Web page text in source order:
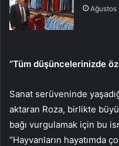
Ağustos
“Tüm düşüncelerinizde
Sanat serüveninde
aktaran Roza, birlikte
bağı vurgulamak için bu
“Hayvanların hayatımda